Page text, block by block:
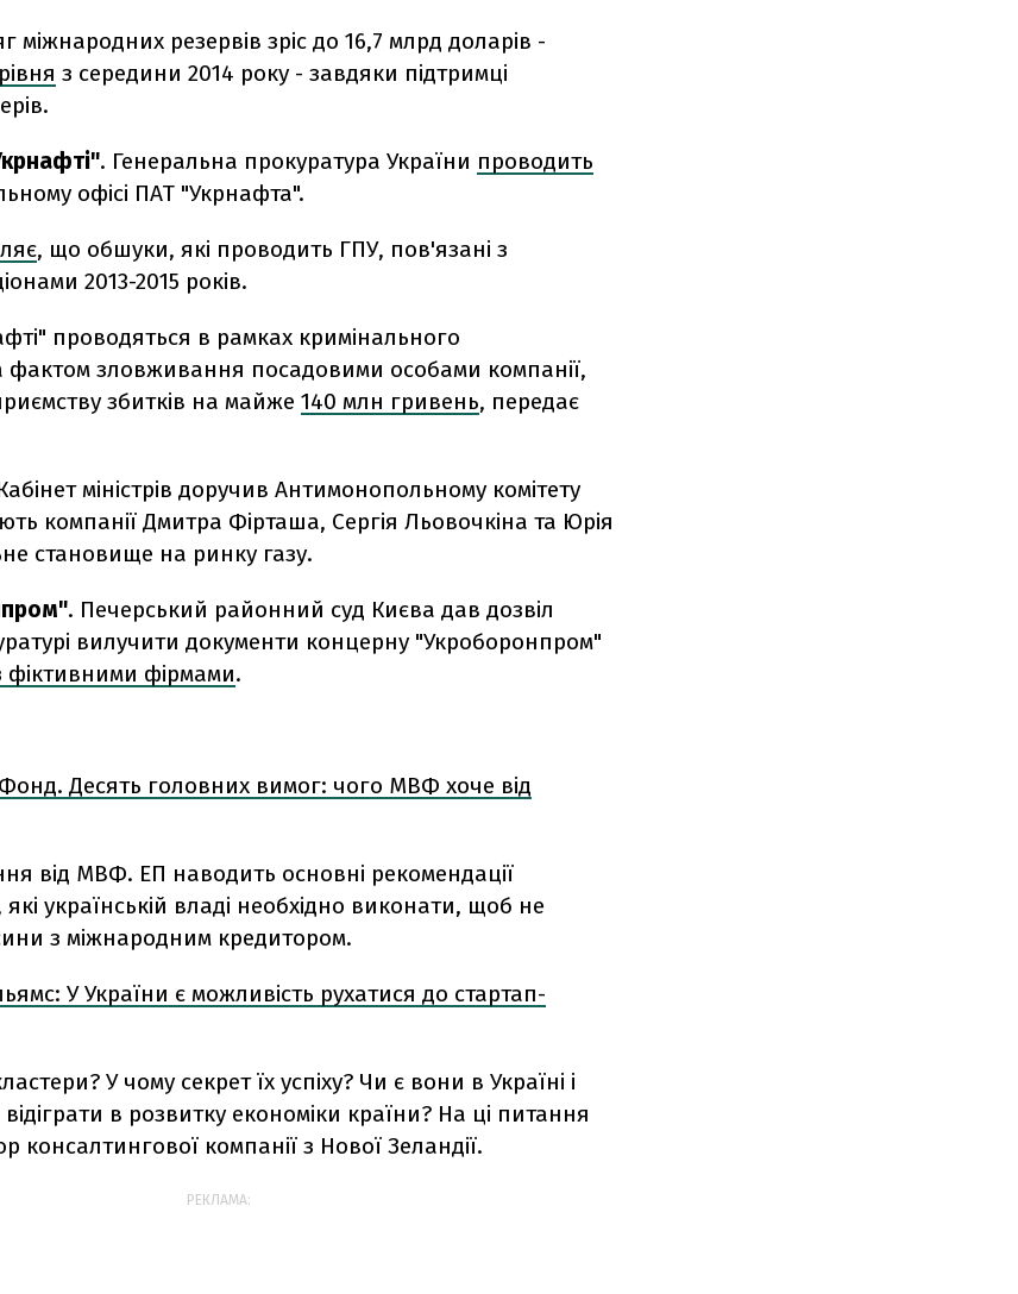
міжнародних резервів зріс до 16,7 млрд доларів -
з середини 2014 року - завдяки підтримці
. Генеральна прокуратура України проводить
офісі ПАТ "Укрнафта".
, що обшуки, які проводить ГПУ, пов'язані з
2013-2015 років.
проводяться в рамках кримінального
зловживання посадовими особами компанії,
збитків на майже 140 млн гривень, передає
міністрів доручив Антимонопольному комітету
компанії Дмитра Фірташа, Сергія Льовочкіна та Юрія
становище на ринку газу.
. Печерський районний суд Києва дав дозвіл
вилучити документи концерну "Укроборонпром"
фіктивними фірмами.
Десять головних вимог: чого МВФ хоче від
від МВФ. ЕП наводить основні рекомендації
українській владі необхідно виконати, щоб не
з міжнародним кредитором.
У України є можливість рухатися до стартап-
У чому секрет їх успіху? Чи є вони в Україні і
в розвитку економіки країни? На ці питання
консалтингової компанії з Нової Зеландії.
РЕКЛАМА: